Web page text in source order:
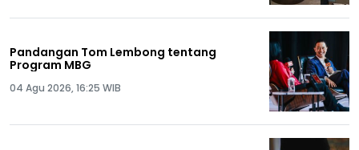
Pandangan Tom Lembong tentang
Program MBG
04 Agu 2026, 16:25 WIB